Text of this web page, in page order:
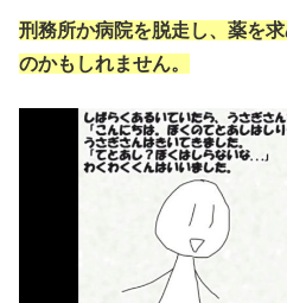
刑務所か病院を脱走し、薬を
のかもしれません。